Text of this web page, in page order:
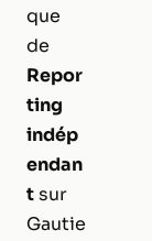
que
de
Repor
ting
indép
endan
tsur
Gautie